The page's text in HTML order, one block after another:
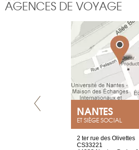
AGENCES DE VOYAGE
NANTES
ET SIÈGE SOCIAL
2 ter rue des Olivettes
CS33221